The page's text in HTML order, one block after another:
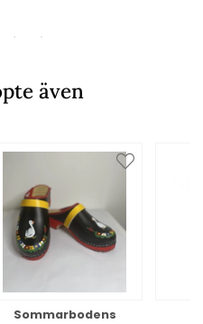
även
Sommarbodens